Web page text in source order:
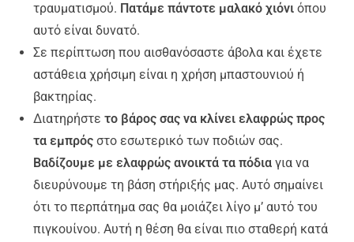
τραυματισμού. Πατάμε πάντοτε μαλακό χιόνι όπου
αυτό είναι δυνατό.
Σε περίπτωση που αισθανόσαστε άβολα και έχετε
αστάθεια χρήσιμη είναι η χρήση μπαστουνιού ή
βακτηρίας.
Διατηρήστετο βάρος σας να κλίνει ελαφρώς προς
τα εμπρός στο εσωτερικό των ποδιών σας.
Βαδίζουμε με ελαφρώς ανοικτά τα πόδια για να
διευρύνουμε τη βάση στήριξής μας.Αυτό σημαίνει
ότι το περπάτημα σας θα μοιάζει λίγο μ’ αυτό του
πιγκουίνου. Αυτή η θέση θα είναι πιο σταθερή κατά